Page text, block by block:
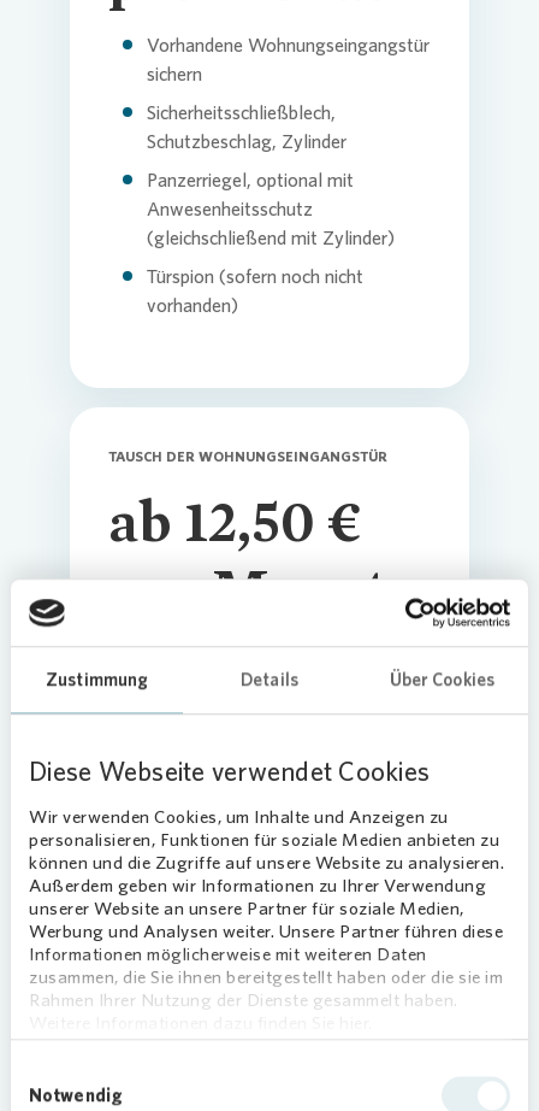
Zustimmung Details Über Cookies
Diese Webseite verwendet Cookies
Wir verwenden Cookies, um Inhalte und Anzeigen zu
personalisieren, Funktionen für soziale Medien anbieten zu
können und die Zugriffe auf unsere Website zu analysieren.
Außerdem geben wir Informationen zu Ihrer Verwendung
unserer Website an unsere Partner für soziale Medien,
Werbung und Analysen weiter. Unsere Partner führen diese
Informationen möglicherweise mit weiteren Daten
zusammen, die Sie ihnen bereitgestellt haben oder die sie im
Rahmen Ihrer Nutzung der Dienste gesammelt haben.
Notwendig
Vorhandene Wohnungseingangstür
sichern
Sicherheitsschließblech,
Schutzbeschlag, Zylinder
Panzerriegel, optional mit
Anwesenheitsschutz
(gleichschließend mit Zylinder)
Türspion (sofern noch nicht
vorhanden)
TAUSCH DER WOHNUNGSEINGANGSTÜR
ab 12,50 €
pro Monat
Austausch der bestehenden
Wohnungseingangstür
Widerstandsklasse RC2
Schallschutz